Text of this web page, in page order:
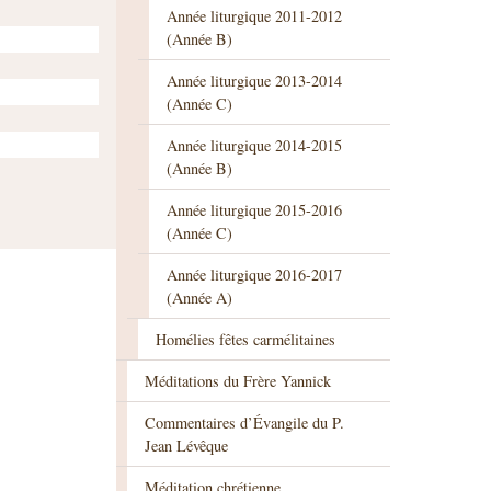
Année liturgique 2011-2012
(Année B)
Année liturgique 2013-2014
(Année C)
Année liturgique 2014-2015
(Année B)
Année liturgique 2015-2016
(Année C)
Année liturgique 2016-2017
(Année A)
Homélies fêtes carmélitaines
Méditations du Frère Yannick
Commentaires d’Évangile du P.
Jean Lévêque